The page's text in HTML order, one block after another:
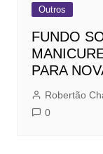
Outros
FUNDO
PARA
Robertão
0